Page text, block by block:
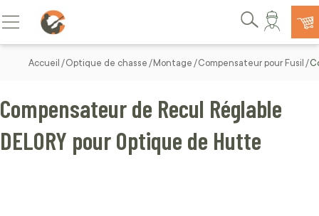
Allez au contenu
Basculer la navigation
Rechercher
Accueil Optique de chasse Montage Compensateur pour Fusil
Compensateur de Recul Réglable
DELORY pour Optique de Hutte